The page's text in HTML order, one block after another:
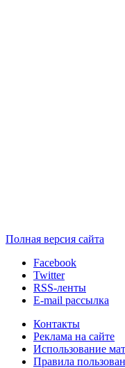
Полная версия сайта
Facebook
Twitter
RSS-ленты
E-mail рассылка
Контакты
Реклама на сайте
Использование
Правила